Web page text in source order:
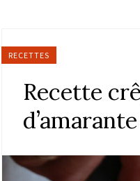
RECETTES
Recette
d’amarante